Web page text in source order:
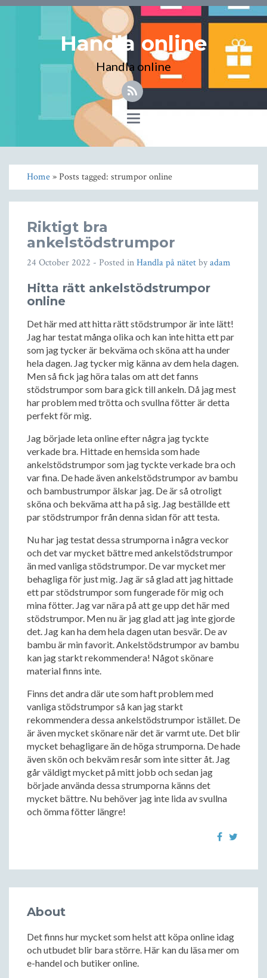
Handla online
Handla online
Toggle
navigation
Home» Posts tagged: strumpor online
Riktigt bra
ankelstödstrumpor
24 October 2022 - Posted inHandla på nätetbyadam
Hitta rätt ankelstödstrumpor
online
Det här med att hitta rätt stödstrumpor är inte lätt!
Jag har testat många olika och kan inte hitta ett par
som jag tycker är bekväma och sköna att ha under
hela dagen. Jag tycker mig känna av dem hela dagen.
Men så fick jag höra talas om att det fanns
stödstrumpor som bara gick till ankeln. Då jag mest
har problem med trötta och svullna fötter är detta
perfekt för mig.
Jag började leta online efter några jag tyckte
verkade bra. Hittade en hemsida som hade
ankelstödstrumpor som jag tyckte verkade bra och
var fina. De hade även ankelstödstrumpor av bambu
och bambustrumpor älskar jag. De är så otroligt
sköna och bekväma att ha på sig. Jag beställde ett
par stödstrumpor från denna sidan för att testa.
Nu har jag testat dessa strumporna i några veckor
och det var mycket bättre med ankelstödstrumpor
än med vanliga stödstrumpor. De var mycket mer
behagliga för just mig. Jag är så glad att jag hittade
ett par stödstrumpor som fungerade för mig och
mina fötter. Jag var nära på att ge upp det här med
stödstrumpor. Men nu är jag glad att jag inte gjorde
det. Jag kan ha dem hela dagen utan besvär. De av
bambu är min favorit. Ankelstödstrumpor av bambu
kan jag starkt rekommendera! Något skönare
material finns inte.
Finns det andra där ute som haft problem med
vanliga stödstrumpor så kan jag starkt
rekommendera dessa ankelstödstrumpor istället. De
är även mycket skönare när det är varmt ute. Det blir
mycket behagligare än de höga strumporna. De hade
även skön och bekväm resår som inte sitter åt. Jag
går väldigt mycket på mitt jobb och sedan jag
började använda dessa strumporna känns det
mycket bättre. Nu behöver jag inte lida av svullna
och ömma fötter längre!
About
Det finns hur mycket som helst att köpa online idag
och utbudet blir bara större. Här kan du läsa mer om
e-handel och butiker online.